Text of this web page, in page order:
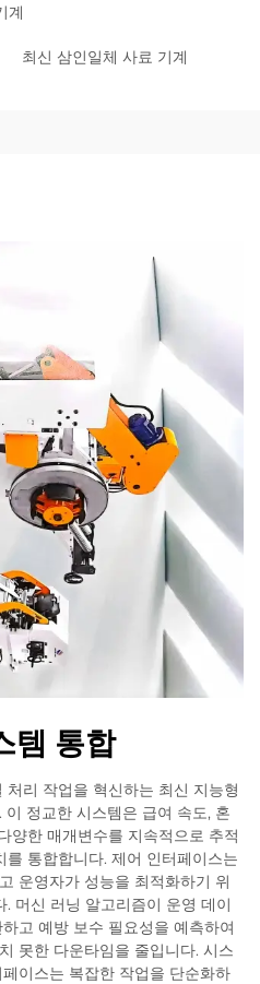
계
최신 삼인일체 사료 기계
템 통합
리 작업을 혁신하는 최신 지능형
정교한 시스템은 급여 속도, 혼
양한 매개변수를 지속적으로 추적
통합합니다. 제어 인터페이스는
운영자가 성능을 최적화하기 위
머신 러닝 알고리즘이 운영 데이
고 예방 보수 필요성을 예측하여
못한 다운타임을 줄입니다. 시스
이스는 복잡한 작업을 단순화하